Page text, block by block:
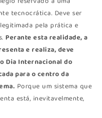
tecnocrática. Deve ser
pela prática e
Perante esta realidade, a
e realiza, deve
Dia Internacional do
para o centro da
Porque um sistema que
está, inevitavelmente,